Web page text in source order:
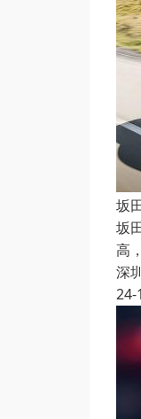
坂
坂
高
深
24-